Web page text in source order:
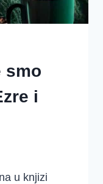
smo
i
u knjizi